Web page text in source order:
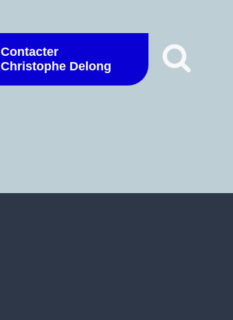
Contacter
Christophe Delong